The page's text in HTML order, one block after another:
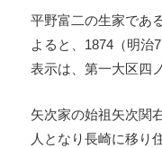
平野富二の生家であ
よると、1874（明治
表示は、第一大区四
矢次家の始祖矢次関
人となり長崎に移り